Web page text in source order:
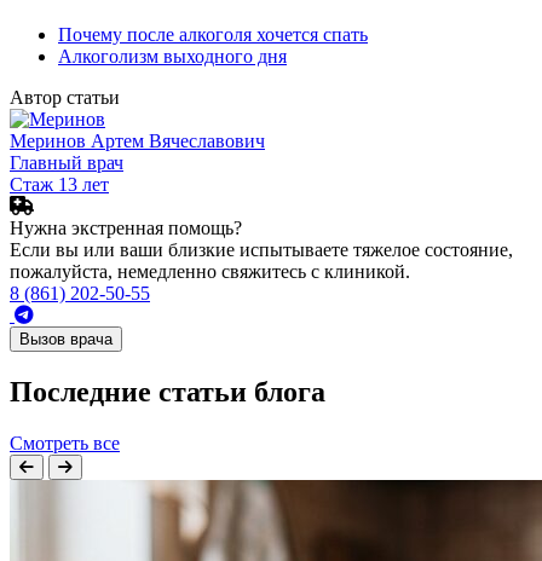
Почему после алкоголя хочется спать
Алкоголизм выходного дня
Автор статьи
Меринов Артем Вячеславович
Главный врач
Стаж 13 лет
Нужна экстренная помощь?
Если вы или ваши близкие испытываете тяжелое состояние,
пожалуйста, немедленно свяжитесь с клиникой.
8 (861) 202-50-55
Вызов врача
Последние статьи блога
Смотреть все